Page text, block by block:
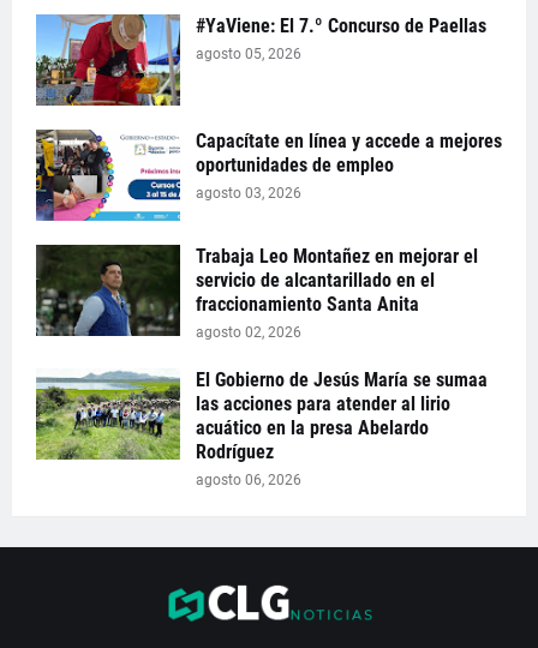
#YaViene: El 7.º Concurso de Paellas
agosto 05, 2026
Capacítate en línea y accede a mejores
oportunidades de empleo
agosto 03, 2026
Trabaja Leo Montañez en mejorar el
servicio de alcantarillado en el
fraccionamiento Santa Anita
agosto 02, 2026
El Gobierno de Jesús María se sumaa
las acciones para atender al lirio
acuático en la presa Abelardo
Rodríguez
agosto 06, 2026